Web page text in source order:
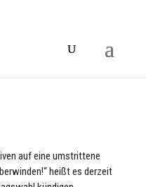
auf eine umstrittene
heißt es derzeit